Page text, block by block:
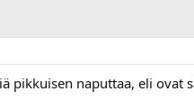
pikkuisen naputtaa, eli ovat